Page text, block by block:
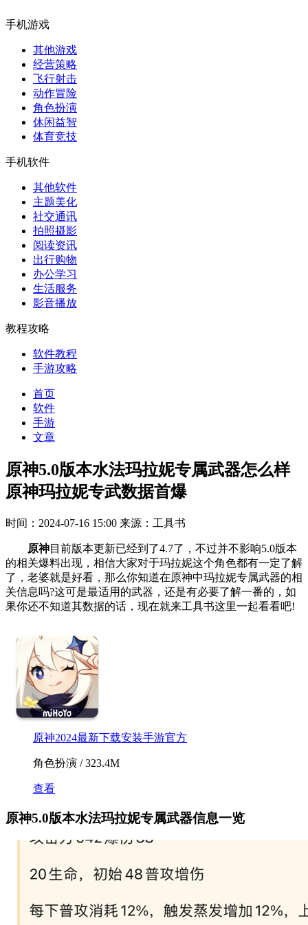
手机游戏
其他游戏
经营策略
飞行射击
动作冒险
角色扮演
休闲益智
体育竞技
手机软件
其他软件
主题美化
社交通讯
拍照摄影
阅读资讯
出行购物
办公学习
生活服务
影音播放
教程攻略
软件教程
手游攻略
首页
软件
手游
文章
原神5.0版本水法玛拉妮专属武器怎么样
原神玛拉妮专武数据首爆
时间：2024-07-16 15:00 来源：工具书
原神目前版本更新已经到了4.7了，不过并不影响5.0版本
的相关爆料出现，相信大家对于玛拉妮这个角色都有一定了解
了，老婆就是好看，那么你知道在原神中玛拉妮专属武器的相
关信息吗?这可是最适用的武器，还是有必要了解一番的，如
果你还不知道其数据的话，现在就来工具书这里一起看看吧!
原神2024最新下载安装手游官方
角色扮演 / 323.4M
查看
原神5.0版本水法玛拉妮专属武器信息一览